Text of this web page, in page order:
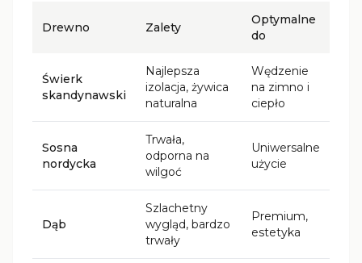
Drewno Zalety
Optymalne
do
Świerk
skandynawski
Najlepsza
izolacja, żywica
naturalna
Wędzenie
na zimno i
ciepło
Sosna
nordycka
Trwała,
odporna na
wilgoć
Uniwersalne
użycie
Dąb
Szlachetny
wygląd, bardzo
trwały
Premium,
estetyka